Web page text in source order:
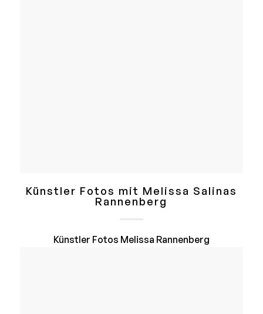
Künstler Fotos mit Melissa Salinas
Rannenberg
Künstler Fotos Melissa Rannenberg